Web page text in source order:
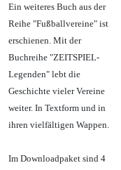
Ein weiteres Buch aus der
Reihe "Fußballvereine" ist
erschienen. Mit der
Buchreihe "ZEITSPIEL-
Legenden" lebt die
Geschichte vieler Vereine
weiter. In Textform und in
ihren vielfältigen Wappen.
Im Downloadpaket sind 4